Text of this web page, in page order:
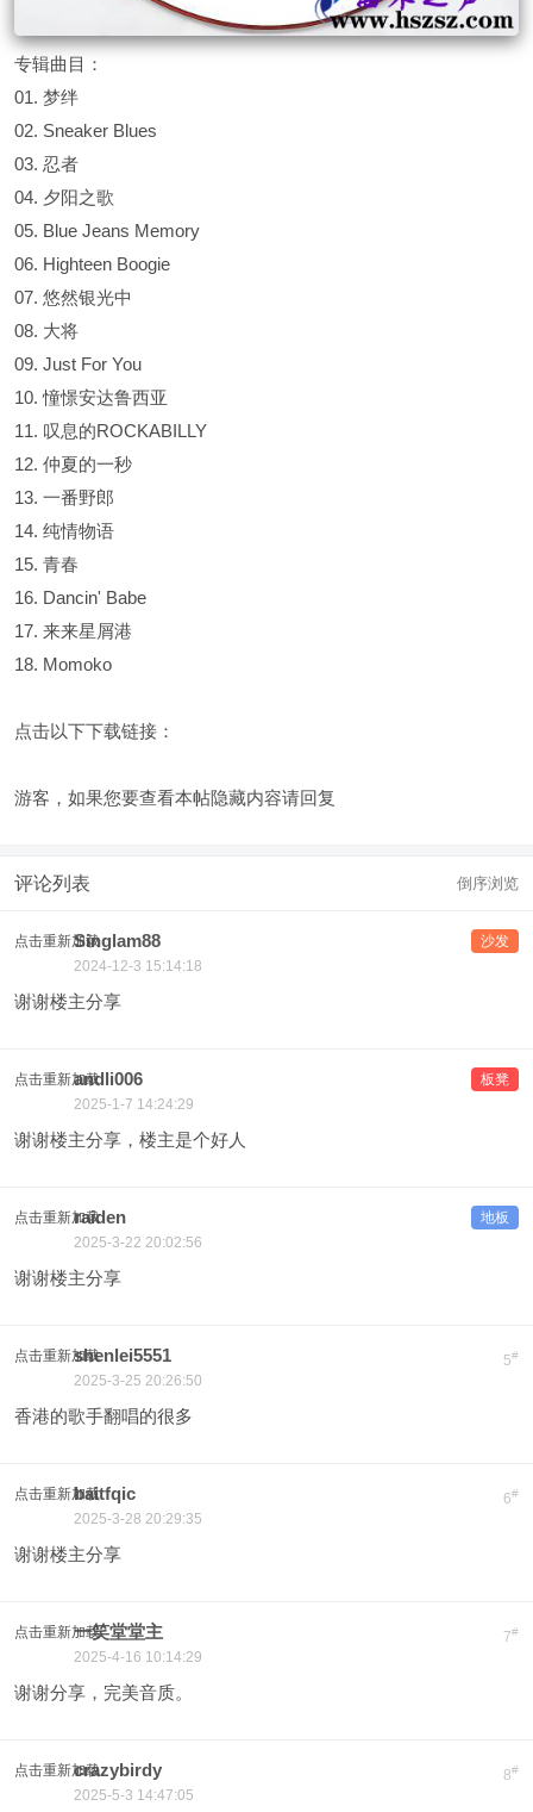
专辑曲目：
01. 梦绊
02. Sneaker Blues
03. 忍者
04. 夕阳之歌
05. Blue Jeans Memory
06. Highteen Boogie
07. 悠然银光中
08. 大将
09. Just For You
10. 憧憬安达鲁西亚
11. 叹息的ROCKABILLY
12. 仲夏的一秒
13. 一番野郎
14. 纯情物语
15. 青春
16. Dancin' Babe
17. 来来星屑港
18. Momoko
点击以下下载链接：
游客，如果您要查看本帖隐藏内容请回复
评论列表 倒序浏览
点击重新加载 沙发
Singlam88
2024-12-3 15:14:18
谢谢楼主分享
点击重新加载 板凳
andli006
2025-1-7 14:24:29
谢谢楼主分享，楼主是个好人
点击重新加载 地板
raiden
2025-3-22 20:02:56
谢谢楼主分享
点击重新加载 5#
shenlei5551
2025-3-25 20:26:50
香港的歌手翻唱的很多
点击重新加载 6#
baitfqic
2025-3-28 20:29:35
谢谢楼主分享
点击重新加载 7#
一笑堂堂主
2025-4-16 10:14:29
谢谢分享，完美音质。
点击重新加载 8#
crazybirdy
2025-5-3 14:47:05